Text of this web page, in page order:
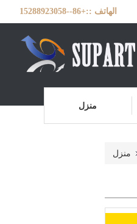
الهاتف ::+86--15288923058
منزل
منزل